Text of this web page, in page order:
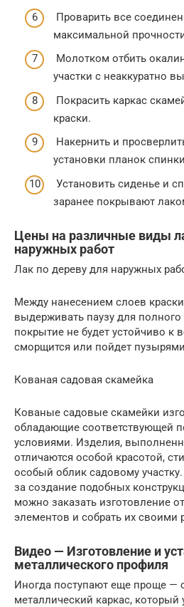
Проварить все
максимальной
Молотком отбить
участки с неаккуратно
Покрасить каркас
краски.
Накернить и
установки планок
Установить сиденье и
заранее покрывают
Цены на различные виды
наружных работ
Лак по дереву для наружных
Между нанесением слоев
выдерживать паузу для
покрытие не будет устойчиво к
сморщится или пойдет
Кованая садовая скамейка
Кованые садовые скамейки
обладающие соответствующей
условиями. Изделия,
отличаются особой красотой,
особый облик садовому
за создание подобных
можно заказать изготовление
элементов и собрать их своими
Видео — Изготовление и
металлического профиля
Иногда поступают еще проще —
металлический каркас, который